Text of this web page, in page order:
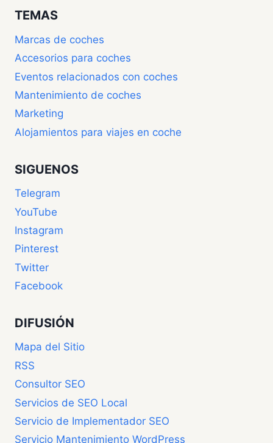
TEMAS
Marcas de coches
Accesorios para coches
Eventos relacionados con coches
Mantenimiento de coches
Marketing
Alojamientos para viajes en coche
SIGUENOS
Telegram
YouTube
Instagram
Pinterest
Twitter
Facebook
DIFUSIÓN
Mapa del Sitio
RSS
Consultor SEO
Servicios de SEO Local
Servicio de Implementador SEO
Servicio Mantenimiento WordPress